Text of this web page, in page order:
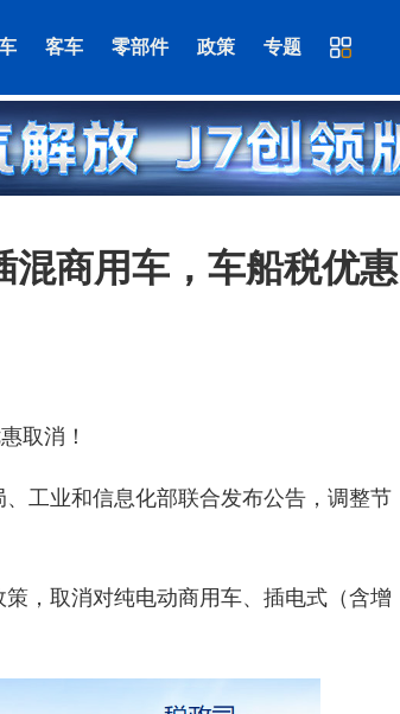
客车 零部件 政策 专题
混商用车，车船税优惠
取消！
工业和信息化部联合发布公告，调整节
，取消对纯电动商用车、插电式（含增